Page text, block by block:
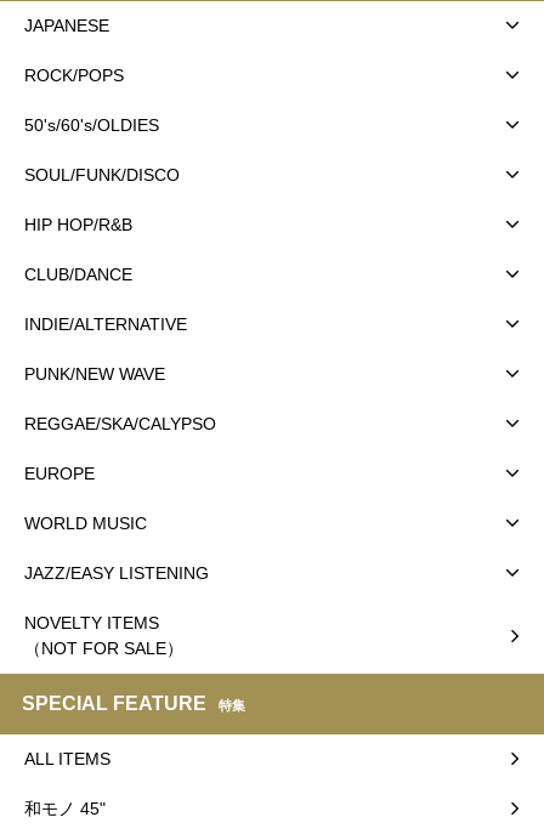
JAPANESE
ROCK/POPS
50's/60's/OLDIES
SOUL/FUNK/DISCO
HIP HOP/R&B
CLUB/DANCE
INDIE/ALTERNATIVE
PUNK/NEW WAVE
REGGAE/SKA/CALYPSO
EUROPE
WORLD MUSIC
JAZZ/EASY LISTENING
NOVELTY ITEMS
（NOT FOR SALE）
SPECIAL FEATURE 特集
ALL ITEMS
和モノ 45"